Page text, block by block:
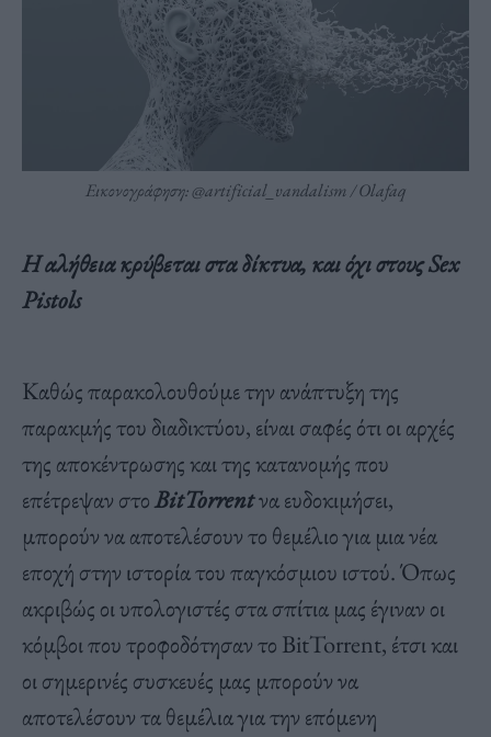
Εικονογράφηση: @artificial_vandalism / Olafaq
Η αλήθεια κρύβεται στα δίκτυα, και όχι στους Sex
Pistols
Καθώς παρακολουθούμε την ανάπτυξη της
παρακμής του διαδικτύου, είναι σαφές ότι οι αρχές
της αποκέντρωσης και της κατανομής που
επέτρεψαν στοBitTorrentνα ευδοκιμήσει,
μπορούν να αποτελέσουν το θεμέλιο για μια νέα
εποχή στην ιστορία του παγκόσμιου ιστού. Όπως
ακριβώς οι υπολογιστές στα σπίτια μας έγιναν οι
κόμβοι που τροφοδότησαν το BitTorrent, έτσι και
οι σημερινές συσκευές μας μπορούν να
αποτελέσουν τα θεμέλια για την επόμενη